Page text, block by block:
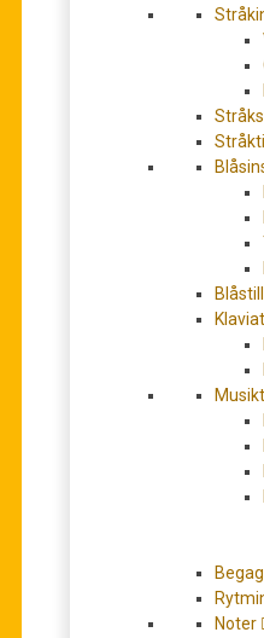
Noter
LÄGG TILL I
Partitur/
Beskrivning